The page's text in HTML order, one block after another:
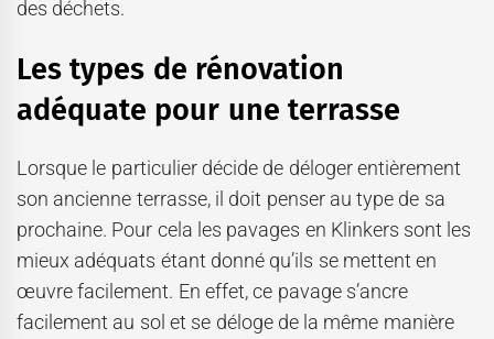
des déchets.
Les types de rénovation
adéquate pour une terrasse
Lorsque le particulier décide de déloger entièrement
son ancienne terrasse, il doit penser au type de sa
prochaine. Pour cela les pavages en Klinkers sont les
mieux adéquats étant donné qu’ils se mettent en
œuvre facilement. En effet, ce pavage s’ancre
facilement au sol et se déloge de la même manière